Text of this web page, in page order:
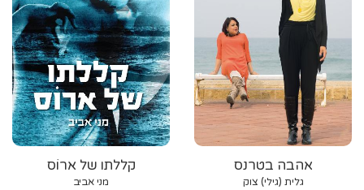
קללתו של ארוֹס
מני אביב
אהבה בטרנס
גלית (גילי) צוק